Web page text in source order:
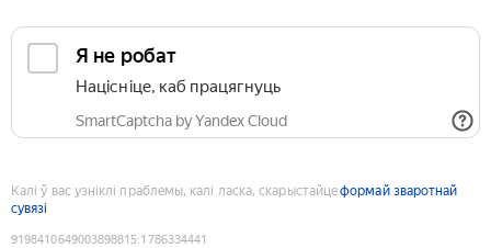
Я не робат
Націсніце, каб працягнуць
SmartCaptcha by Yandex Cloud
Калі ў вас узніклі праблемы, калі ласка, скарыстайцеформай зваротнай
сувязі
9198410649003898815:1786334441